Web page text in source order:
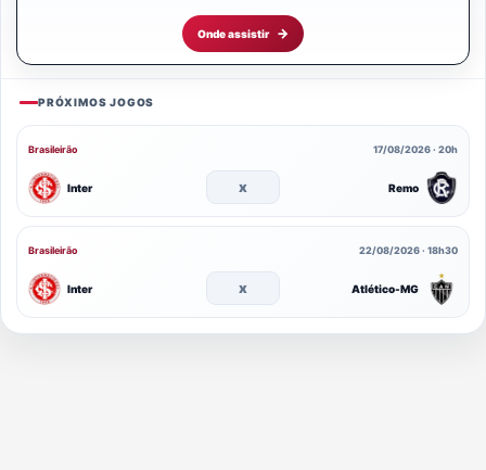
Onde assistir
PRÓXIMOS JOGOS
Brasileirão 17/08/2026 · 20h
Inter x Remo
Brasileirão 22/08/2026 · 18h30
Inter x Atlético-MG